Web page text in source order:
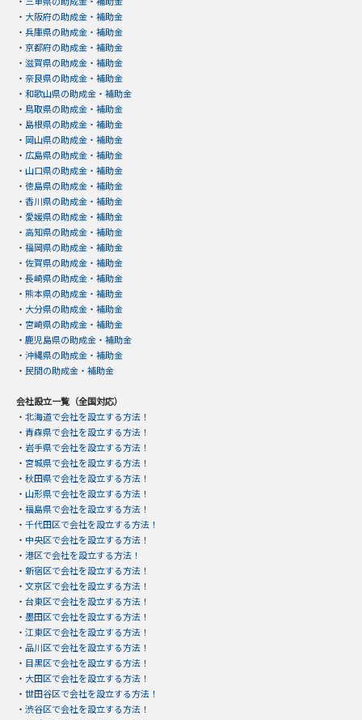
・ 大阪府の助成金・補助金
・ 兵庫県の助成金・補助金
・ 京都府の助成金・補助金
・ 滋賀県の助成金・補助金
・ 奈良県の助成金・補助金
・ 和歌山県の助成金・補助金
・ 鳥取県の助成金・補助金
・ 島根県の助成金・補助金
・ 岡山県の助成金・補助金
・ 広島県の助成金・補助金
・ 山口県の助成金・補助金
・ 徳島県の助成金・補助金
・ 香川県の助成金・補助金
・ 愛媛県の助成金・補助金
・ 高知県の助成金・補助金
・ 福岡県の助成金・補助金
・ 佐賀県の助成金・補助金
・ 長崎県の助成金・補助金
・ 熊本県の助成金・補助金
・ 大分県の助成金・補助金
・ 宮崎県の助成金・補助金
・ 鹿児島県の助成金・補助金
・ 沖縄県の助成金・補助金
・ 民間の助成金・補助金
会社設立一覧（全国対応）
・ 北海道で会社を設立する方法！
・ 青森県で会社を設立する方法！
・ 岩手県で会社を設立する方法！
・ 宮城県で会社を設立する方法！
・ 秋田県で会社を設立する方法！
・ 山形県で会社を設立する方法！
・ 福島県で会社を設立する方法！
・ 千代田区で会社を設立する方法！
・ 中央区で会社を設立する方法！
・ 港区で会社を設立する方法！
・ 新宿区で会社を設立する方法！
・ 文京区で会社を設立する方法！
・ 台東区で会社を設立する方法！
・ 墨田区で会社を設立する方法！
・ 江東区で会社を設立する方法！
・ 品川区で会社を設立する方法！
・ 目黒区で会社を設立する方法！
・ 大田区で会社を設立する方法！
・ 世田谷区で会社を設立する方法！
・ 渋谷区で会社を設立する方法！